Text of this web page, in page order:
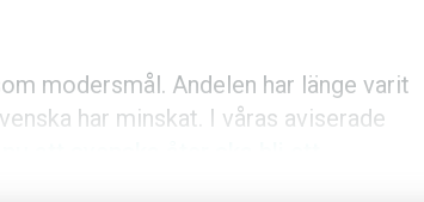
modersmål. Andelen har länge varit
har minskat. I våras aviserade